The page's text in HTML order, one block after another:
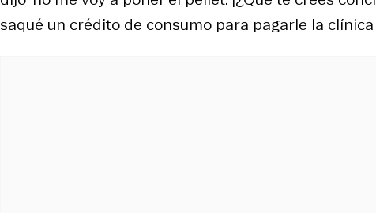
saqué un crédito de consumo para pagarle la